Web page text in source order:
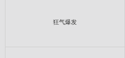
狂气爆发